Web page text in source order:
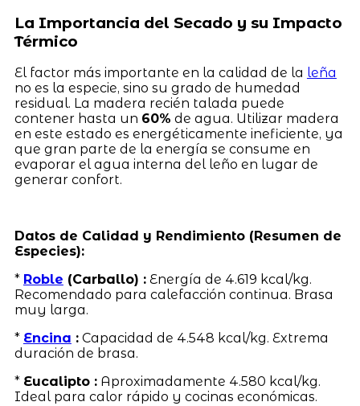
La Importancia del Secado y su Impacto
Térmico
El factor más importante en la calidad de la leña
no es la especie, sino su grado de humedad
residual. La madera recién talada puede
contener hasta un 60% de agua. Utilizar madera
en este estado es energéticamente ineficiente, ya
que gran parte de la energía se consume en
evaporar el agua interna del leño en lugar de
generar confort.
Datos de Calidad y Rendimiento (Resumen de
Especies):
* Roble (Carballo) :Energía de 4.619 kcal/kg.
Recomendado para calefacción continua. Brasa
muy larga.
* Encina :Capacidad de 4.548 kcal/kg. Extrema
duración de brasa.
* Eucalipto :Aproximadamente 4.580 kcal/kg.
Ideal para calor rápido y cocinas económicas.